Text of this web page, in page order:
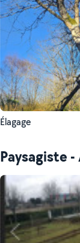
Élagage
Paysagiste